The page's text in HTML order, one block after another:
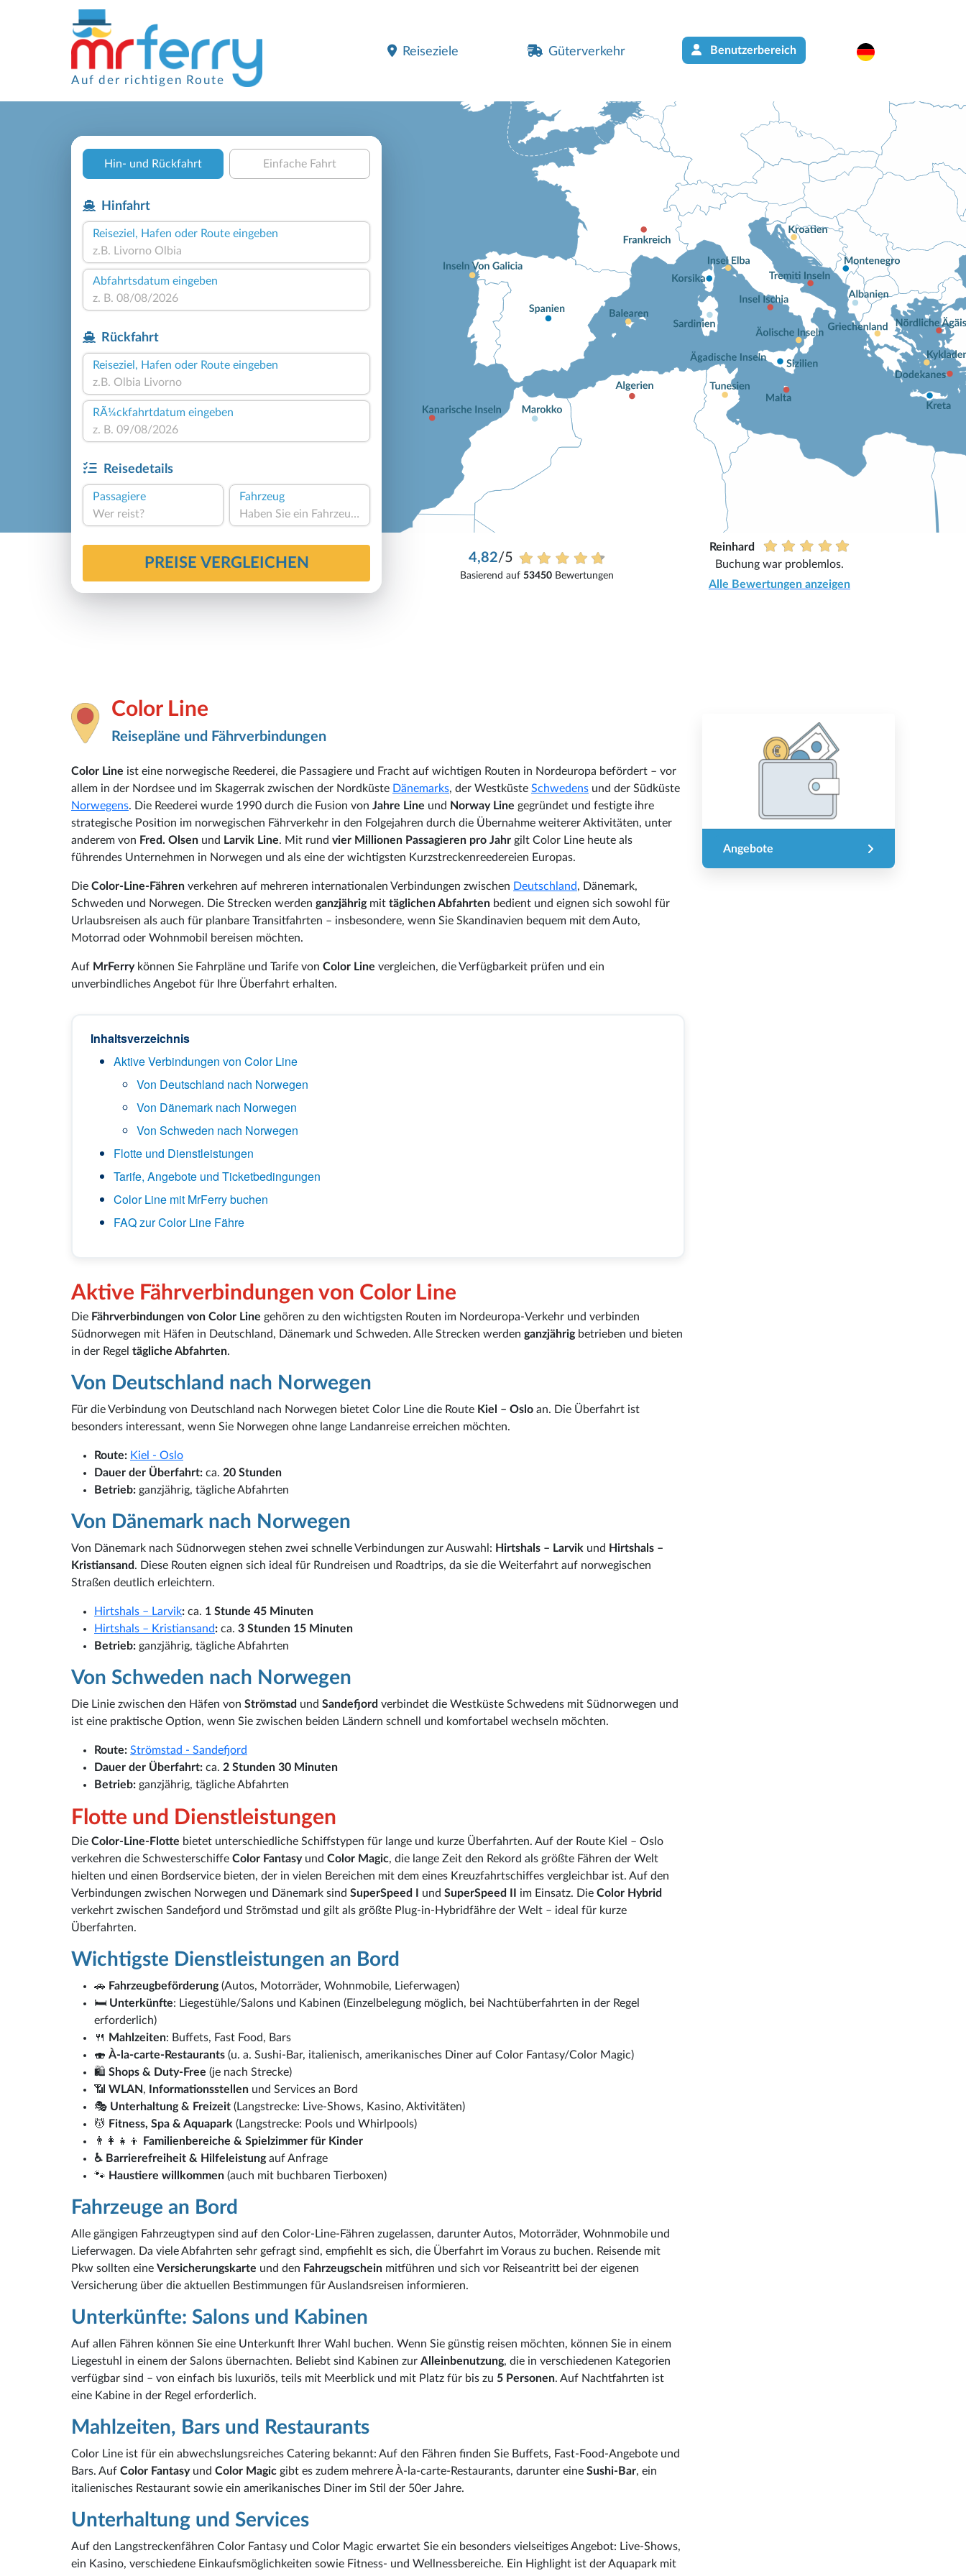
Auf der richtigen Route
Reiseziele Güterverkehr Benutzerbereich
Hin- und Rückfahrt Einfache Fahrt
Hinfahrt
Reiseziel, Hafen oder Route eingeben
Abfahrtsdatum eingeben
Rückfahrt
Reiseziel, Hafen oder Route eingeben
RÃ¼ckfahrtdatum eingeben
Reisedetails
Passagiere
Wer reist?
Fahrzeug
Haben Sie ein Fahrzeug?
PREISE VERGLEICHEN 4,82/5
Basierend auf53450 Bewertungen
Reinhard
Buchung war problemlos.
Alle Bewertungen anzeigen
Color Line
Reisepläne und Fährverbindungen
Color Line ist eine norwegische Reederei, die Passagiere und Fracht auf wichtigen Routen in Nordeuropa befördert – vor
allem in der Nordsee und im Skagerrak zwischen der Nordküste Dänemarks, der Westküste Schwedens und der Südküste
Norwegens. Die Reederei wurde 1990 durch die Fusion von Jahre Line und Norway Line gegründet und festigte ihre
strategische Position im norwegischen Fährverkehr in den Folgejahren durch die Übernahme weiterer Aktivitäten, unter
anderem von Fred. Olsen und Larvik Line. Mit rund vier Millionen Passagieren pro Jahr gilt Color Line heute als
führendes Unternehmen in Norwegen und als eine der wichtigsten Kurzstreckenreedereien Europas.
Die Color-Line-Fähren verkehren auf mehreren internationalen Verbindungen zwischen Deutschland, Dänemark,
Schweden und Norwegen. Die Strecken werden ganzjährigmit täglichen Abfahrten bedient und eignen sich sowohl für
Urlaubsreisen als auch für planbare Transitfahrten – insbesondere, wenn Sie Skandinavien bequem mit dem Auto,
Motorrad oder Wohnmobil bereisen möchten.
Auf MrFerrykönnen Sie Fahrpläne und Tarife von Color Line vergleichen, die Verfügbarkeit prüfen und ein
unverbindliches Angebot für Ihre Überfahrt erhalten.
Inhaltsverzeichnis
Aktive Verbindungen von Color Line
Von Deutschland nach Norwegen
Von Dänemark nach Norwegen
Von Schweden nach Norwegen
Flotte und Dienstleistungen
Tarife, Angebote und Ticketbedingungen
Color Line mit MrFerry buchen
FAQ zur Color Line Fähre
Aktive Fährverbindungen von Color Line
Die Fährverbindungen von Color Line gehören zu den wichtigsten Routen im Nordeuropa-Verkehr und verbinden
Südnorwegen mit Häfen in Deutschland, Dänemark und Schweden. Alle Strecken werden ganzjährigbetrieben und bieten
in der Regel tägliche Abfahrten.
Von Deutschland nach Norwegen
Für die Verbindung von Deutschland nach Norwegen bietet Color Line die Route Kiel – Oslo an. Die Überfahrt ist
besonders interessant, wenn Sie Norwegen ohne lange Landanreise erreichen möchten.
Route: Kiel - Oslo
Dauer der Überfahrt: ca. 20 Stunden
Betrieb: ganzjährig, tägliche Abfahrten
Von Dänemark nach Norwegen
Von Dänemark nach Südnorwegen stehen zwei schnelle Verbindungen zur Auswahl: Hirtshals – Larvik und Hirtshals –
Kristiansand. Diese Routen eignen sich ideal für Rundreisen und Roadtrips, da sie die Weiterfahrt auf norwegischen
Straßen deutlich erleichtern.
Hirtshals – Larvik: ca. 1 Stunde 45 Minuten
Hirtshals – Kristiansand: ca. 3 Stunden 15 Minuten
Betrieb: ganzjährig, tägliche Abfahrten
Von Schweden nach Norwegen
Die Linie zwischen den Häfen von Strömstad und Sandefjord verbindet die Westküste Schwedens mit Südnorwegen und
ist eine praktische Option, wenn Sie zwischen beiden Ländern schnell und komfortabel wechseln möchten.
Route: Strömstad - Sandefjord
Dauer der Überfahrt: ca. 2 Stunden 30 Minuten
Betrieb: ganzjährig, tägliche Abfahrten
Flotte und Dienstleistungen
Die Color-Line-Flotte bietet unterschiedliche Schiffstypen für lange und kurze Überfahrten. Auf der Route Kiel – Oslo
verkehren die Schwesterschiffe Color Fantasyund Color Magic, die lange Zeit den Rekord als größte Fähren der Welt
hielten und einen Bordservice bieten, der in vielen Bereichen mit dem eines Kreuzfahrtschiffes vergleichbar ist. Auf den
Verbindungen zwischen Norwegen und Dänemark sind SuperSpeed I und SuperSpeed II im Einsatz. Die Color Hybrid
verkehrt zwischen Sandefjord und Strömstad und gilt als größte Plug-in-Hybridfähre der Welt – ideal für kurze
Überfahrten.
Wichtigste Dienstleistungen an Bord
🚗 Fahrzeugbeförderung(Autos, Motorräder, Wohnmobile, Lieferwagen)
🛏 Unterkünfte: Liegestühle/Salons und Kabinen (Einzelbelegung möglich, bei Nachtüberfahrten in der Regel
erforderlich)
🍴
Mahlzeiten: Buffets, Fast Food, Bars
🍣 À-la-carte-Restaurants (u. a. Sushi-Bar, italienisch, amerikanisches Diner auf Color Fantasy/Color Magic)
🛍️ Shops & Duty-Free (je nach Strecke)
📶 WLAN, Informationsstellen und Services an Bord
🎭 Unterhaltung & Freizeit (Langstrecke: Live-Shows, Kasino, Aktivitäten)
💆 Fitness, Spa & Aquapark (Langstrecke: Pools und Whirlpools)
👨‍👩‍👧‍👦
Familienbereiche & Spielzimmer für Kinder
♿ Barrierefreiheit & Hilfeleistungauf Anfrage
🐾 Haustiere willkommen (auch mit buchbaren Tierboxen)
Fahrzeuge an Bord
Alle gängigen Fahrzeugtypen sind auf den Color-Line-Fähren zugelassen, darunter Autos, Motorräder, Wohnmobile und
Lieferwagen. Da viele Abfahrten sehr gefragt sind, empfiehlt es sich, die Überfahrt im Voraus zu buchen. Reisende mit
Pkw sollten eine Versicherungskarte und den Fahrzeugschein mitführen und sich vor Reiseantritt bei der eigenen
Versicherung über die aktuellen Bestimmungen für Auslandsreisen informieren.
Unterkünfte: Salons und Kabinen
Auf allen Fähren können Sie eine Unterkunft Ihrer Wahl buchen. Wenn Sie günstig reisen möchten, können Sie in einem
Liegestuhl in einem der Salons übernachten. Beliebt sind Kabinen zur Alleinbenutzung, die in verschiedenen Kategorien
verfügbar sind – von einfach bis luxuriös, teils mit Meerblick und mit Platz für bis zu 5 Personen. Auf Nachtfahrten ist
eine Kabine in der Regel erforderlich.
Mahlzeiten, Bars und Restaurants
Color Line ist für ein abwechslungsreiches Catering bekannt: Auf den Fähren finden Sie Buffets, Fast-Food-Angebote und
Bars. Auf Color Fantasyund Color Magic gibt es zudem mehrere À-la-carte-Restaurants, darunter eine Sushi-Bar, ein
italienisches Restaurant sowie ein amerikanisches Diner im Stil der 50er Jahre.
Unterhaltung und Services
Auf den Langstreckenfähren Color Fantasy und Color Magic erwartet Sie ein besonders vielseitiges Angebot: Live-Shows,
ein Kasino, verschiedene Einkaufsmöglichkeiten sowie Fitness- und Wellnessbereiche. Ein Highlight ist der Aquapark mit
Angebote